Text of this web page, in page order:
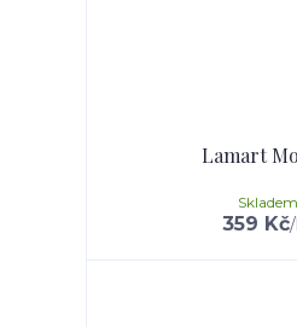
Lamart
359 Kč/
Skladem